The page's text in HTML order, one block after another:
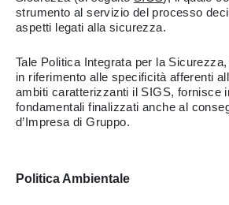
strumento al servizio del processo
aspetti legati alla sicurezza.
Tale Politica Integrata per la
in riferimento alle specificità afferenti
ambiti caratterizzanti il SIGS, fornisce
fondamentali finalizzati anche al
d’Impresa di Gruppo.
Politica Ambientale